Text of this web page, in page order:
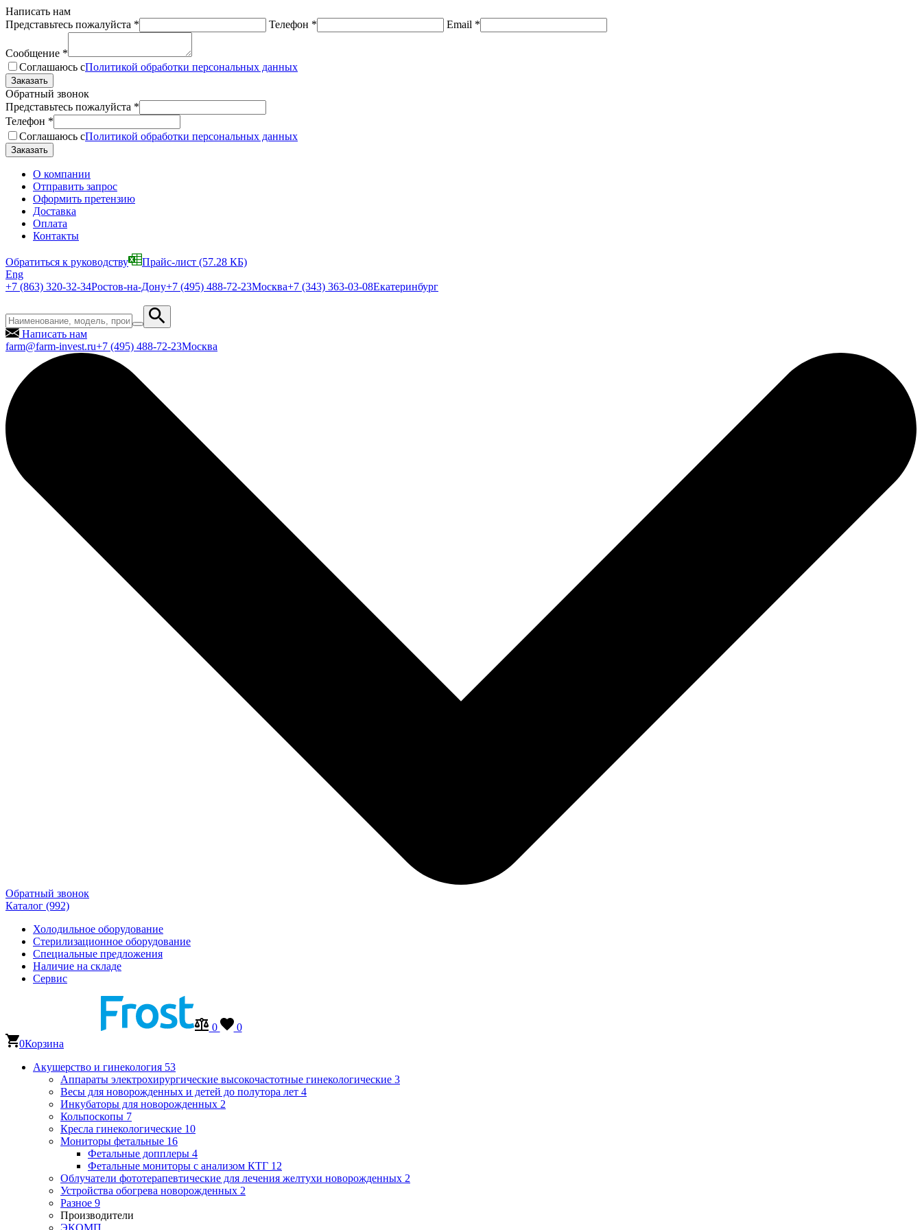
Написать нам
Представьтесь пожалуйста * Телефон * Email *
Сообщение *
Соглашаюсь сПолитикой обработки персональных данных
Обратный звонок
Представьтесь пожалуйста *
Телефон *
Соглашаюсь сПолитикой обработки персональных данных
О компании
Отправить запрос
Оформить претензию
Доставка
Оплата
Контакты
Обратиться к руководству Прайс-лист (57.28 КБ)
Eng
+7 (863) 320-32-34Ростов-на-Дону+7 (495) 488-72-23Москва+7 (343) 363-03-08Екатеринбург
Написать нам
farm@farm-invest.ru+7 (495) 488-72-23Москва
Обратный звонок
Каталог (992)
Холодильное оборудование
Стерилизационное оборудование
Специальные предложения
Наличие на складе
Сервис
0
0
0Корзина
Акушерство и гинекология 53
Аппараты электрохирургические высокочастотные гинекологические 3
Весы для новорожденных и детей до полутора лет 4
Инкубаторы для новорожденных 2
Кольпоскопы 7
Кресла гинекологические 10
Мониторы фетальные 16
Фетальные допплеры 4
Фетальные мониторы с анализом КТГ 12
Облучатели фототерапевтические для лечения желтухи новорожденных 2
Устройства обогрева новорожденных 2
Разное 9
Производители
ЭКОМП